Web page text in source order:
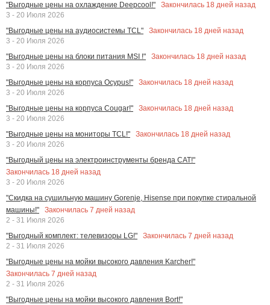
"Выгодные цены на охлаждение Deepcool!"
Закончилась 18 дней назад
3 - 20 Июля 2026
"Выгодные цены на аудиосистемы TCL"
Закончилась 18 дней назад
3 - 20 Июля 2026
"Выгодные цены на блоки питания MSI !"
Закончилась 18 дней назад
3 - 20 Июля 2026
"Выгодные цены на корпуса Ocypus!"
Закончилась 18 дней назад
3 - 20 Июля 2026
"Выгодные цены на корпуса Cougar!"
Закончилась 18 дней назад
3 - 20 Июля 2026
"Выгодные цены на мониторы TCL!"
Закончилась 18 дней назад
3 - 20 Июля 2026
"Выгодный цены на электроинструменты бренда CAT!"
Закончилась 18 дней назад
3 - 20 Июля 2026
"Скидка на сушильную машину Gorenje, Hisense при покупке стиральной
машины!"
Закончилась 7 дней назад
2 - 31 Июля 2026
"Выгодный комплект: телевизоры LG!"
Закончилась 7 дней назад
2 - 31 Июля 2026
"Выгодные цены на мойки высокого давления Karcher!"
Закончилась 7 дней назад
2 - 31 Июля 2026
"Выгодные цены на мойки высокого давления Bort!"